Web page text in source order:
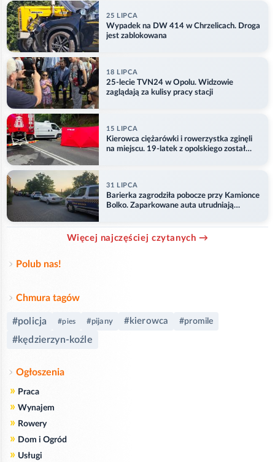
25 LIPCA
Wypadek na DW 414 w Chrzelicach. Droga
jest zablokowana
18 LIPCA
25-lecie TVN24 w Opolu. Widzowie
zaglądają za kulisy pracy stacji
15 LIPCA
Kierowca ciężarówki i rowerzystka zginęli
na miejscu. 19-latek z opolskiego został
31 LIPCA
Barierka zagrodziła pobocze przy Kamionce
Bolko. Zaparkowane auta utrudniają
Więcej najczęściej czytanych →
Polub nas!
Chmura tagów
#policja #pies #pijany #kierowca #promile
#kędzierzyn-koźle
Ogłoszenia
» Praca
» Wynajem
» Rowery
» Dom i Ogród
» Usługi